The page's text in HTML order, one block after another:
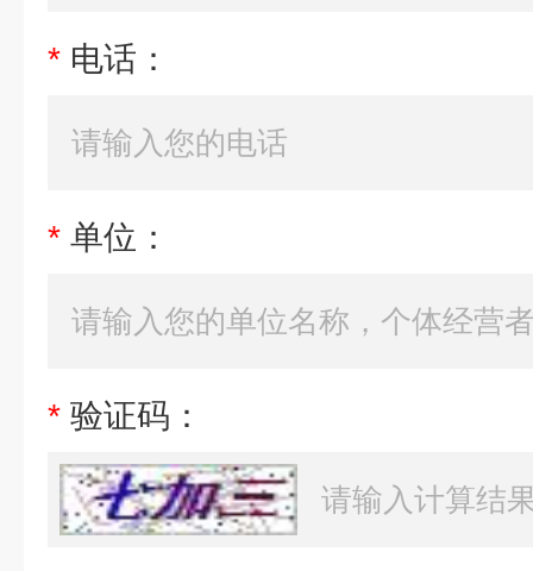
* 电话：
* 单位：
* 验证码：